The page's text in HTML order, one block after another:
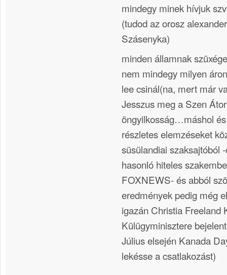
mindegy minek hívjuk
(tudod az orosz
Szásenyka)
minden államnak
nem mindegy milyen
lee csinál(na, mert már
Jesszus meg a Szen
öngyilkosság…máshol
részletes elemzéseket
süsülandiai szaksajtóból
hasonló hiteles
FOXNEWS- és abból
eredmények pedig még
igazán Christia Freeland
Külügyminisztere
Július elsején Kanada
lekésse a csatlakozást)